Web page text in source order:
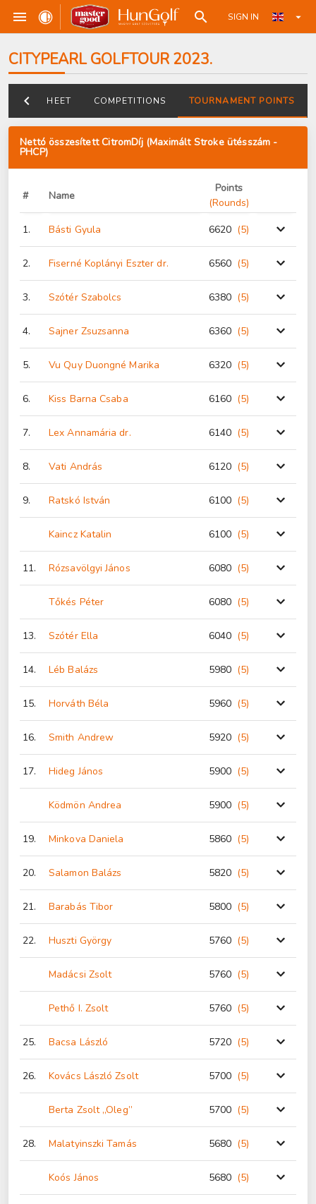
SIGN IN
CITYPEARL GOLFTOUR 2023.
DATASHEET COMPETITIONS TOURNAMENT POINTS
Nettó összesített CitromDíj (Maximált Stroke ütésszám -
PHCP)
# Name
Points
(Rounds)
1.
Básti Gyula 6620 (5)
2. Fiserné Koplányi Eszter dr. 6560 (5)
3. Szótér Szabolcs 6380 (5)
4. Sajner Zsuzsanna 6360 (5)
5. Vu Quy Duongné Marika 6320 (5)
6. Kiss Barna Csaba 6160 (5)
7. Lex Annamária dr. 6140 (5)
8. Vati András 6120 (5)
9. Ratskó István 6100 (5)
Kaincz Katalin 6100 (5)
11. Rózsavölgyi János 6080 (5)
Tőkés Péter 6080 (5)
13. Szótér Ella 6040 (5)
14. Léb Balázs 5980 (5)
15. Horváth Béla 5960 (5)
16. Smith Andrew 5920 (5)
17. Hideg János 5900 (5)
Ködmön Andrea 5900 (5)
19. Minkova Daniela 5860 (5)
20. Salamon Balázs 5820 (5)
21. Barabás Tibor 5800 (5)
22. Huszti György 5760 (5)
Madácsi Zsolt 5760 (5)
Pethő I. Zsolt 5760 (5)
25. Bacsa László 5720 (5)
26. Kovács László Zsolt 5700 (5)
Berta Zsolt „Oleg” 5700 (5)
28. Malatyinszki Tamás 5680 (5)
Koós János 5680 (5)